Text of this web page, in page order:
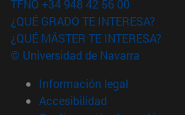
TFNO +34 948 42 56 00
¿QUÉ GRADO TE INTERESA?
¿QUÉ MÁSTER TE INTERESA?
© Universidad de Navarra
Información legal
Accesibilidad